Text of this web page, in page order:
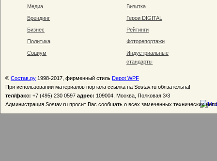
Медиа
Брендинг
Бизнес
Политика
Социум
Визитка
Герои DIGITAL
Рейтинги
Фоторепортажи
Индустриальные
стандарты
© Состав.ру 1998-2017, фирменный стиль Depot WPF
При использовании материалов портала ссылка на Sostav.ru обязательна!
тел/факс: +7 (495) 230 0597 адрес: 109004, Москва, Полковая 3/3
Администрация Sostav.ru просит Вас сообщать о всех замеченных технических